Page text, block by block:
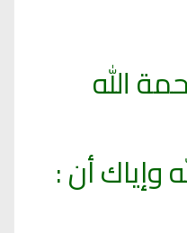
الله
وإياك أن :